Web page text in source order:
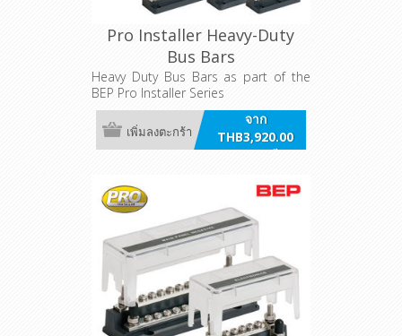
Pro Installer Heavy-Duty
Bus Bars
Heavy Duty Bus Bars as part of the
BEP Pro Installer Series
จาก
THB3,920.00
รวมภาษี
เพิ่มลงตะกร้า